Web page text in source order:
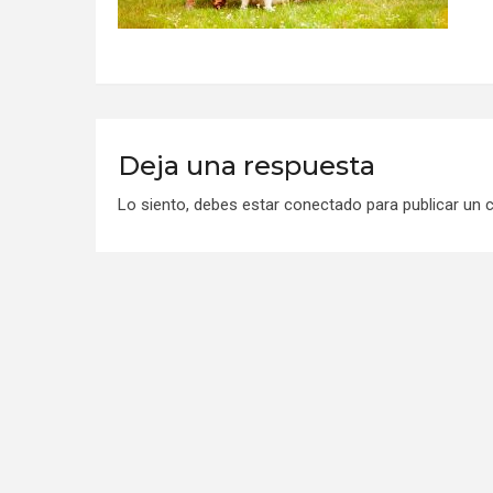
Deja una respuesta
Lo siento, debes estar conectado para publicar un